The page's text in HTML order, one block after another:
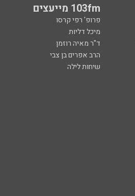
103fm מייעצים
פרופ' רפי קרסו
מיכל דליות
ד"ר מאיה רוזמן
הרב אפרים בן צבי
שיחות לילה